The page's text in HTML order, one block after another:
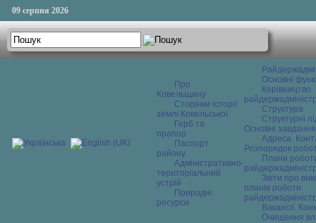
09 серпня 2026
Про
Ковельщину
Сторінки історії
землі Ковельської
Герб та
прапор
Паспорт
району
Адміністративно-
територіальний
устрій
Природні
ресурси
Основні
Керівництво
Структура
Структурні
Основні завдання
Адреса.
Розпорядок
Плани
Звіти про
планів роботи
Вакансії.
Очищення